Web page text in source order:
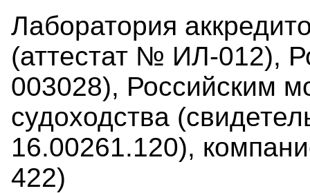
Лаборатория
(аттестат № ИЛ-012),
003028), Российским
судоходства
16.00261.120),
422)